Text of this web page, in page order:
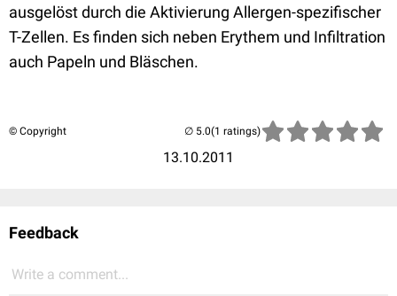
ausgelöst durch die Aktivierung Allergen-spezifischer
T-Zellen. Es finden sich neben Erythem und Infiltration
auch Papeln und Bläschen.
© Copyright
13.10.2011
(1 ratings)
Feedback
Write a comment...